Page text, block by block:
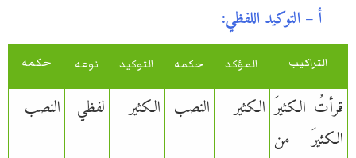
أ – التوكيد اللفظي:
التراكيب المؤكد حكمه التوكيد نوعه حكمه
قرأتُ الكثيرَ
الكثيرَ من
الكثير النصب الكثير لفظي النصب